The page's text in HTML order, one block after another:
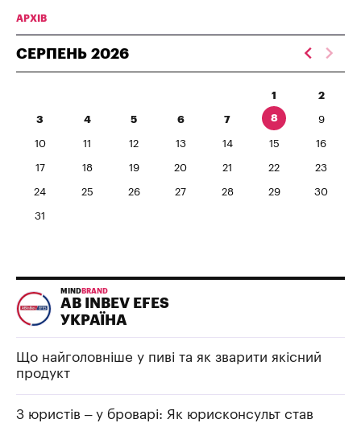
АРХІВ
СЕРПЕНЬ 2026
1 2
3 4 5 6 7 8 9
10 11 12 13 14 15 16
17 18 19 20 21 22 23
24 25 26 27 28 29 30
31
MIND BRAND
AB INBEV EFES
УКРАЇНА
Що найголовніше у пиві та як зварити якісний
продукт
З юристів – у броварі: Як юрисконсульт став